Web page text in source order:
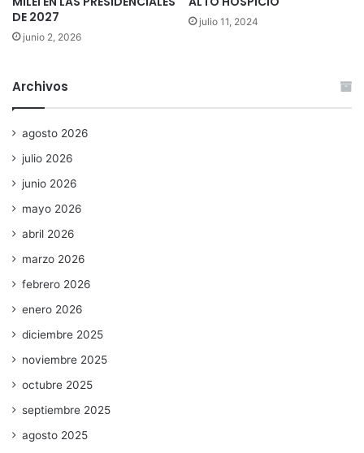
DE 2027
junio 2, 2026
julio 11, 2024
Archivos
agosto 2026
julio 2026
junio 2026
mayo 2026
abril 2026
marzo 2026
febrero 2026
enero 2026
diciembre 2025
noviembre 2025
octubre 2025
septiembre 2025
agosto 2025